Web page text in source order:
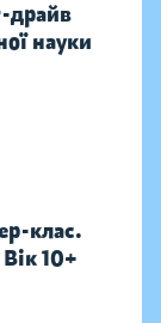
драйв
науки
клас.
10+